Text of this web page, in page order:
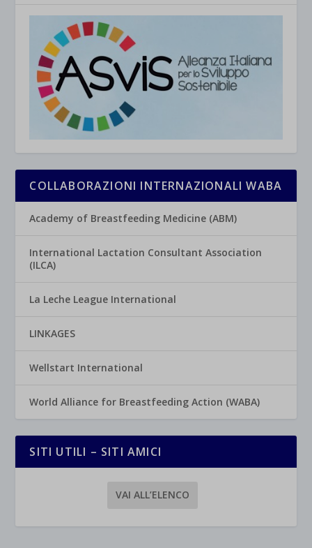
COLLABORAZIONI INTERNAZIONALI WABA
Academy of Breastfeeding Medicine (ABM)
International Lactation Consultant Association
(ILCA)
La Leche League International
LINKAGES
Wellstart International
World Alliance for Breastfeeding Action (WABA)
SITI UTILI – SITI AMICI
VAI ALL’ELENCO